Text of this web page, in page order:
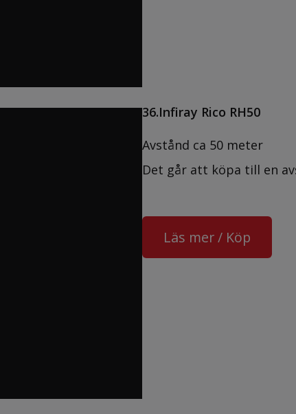
36.Infiray Rico RH50
Avstånd ca 50 meter
Det går att köpa till en
Läs mer / Köp